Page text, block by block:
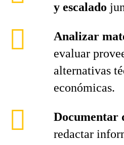
y escalado
Analizar
evaluar
alternativas
económicas.
Documentar
redactar